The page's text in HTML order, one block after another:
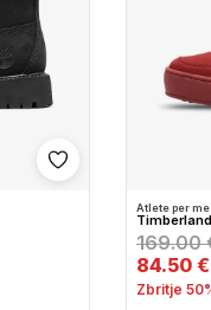
Shto në wishlist
Atlete per
169.00
84.50 €
Zbritje